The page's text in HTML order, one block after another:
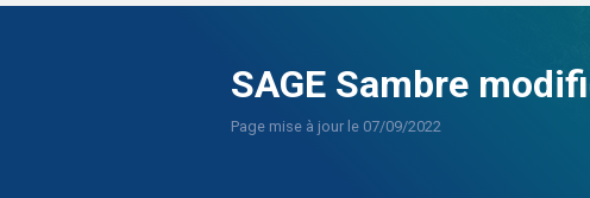
SAGE Sambre
Page mise à jour le 07/09/2022